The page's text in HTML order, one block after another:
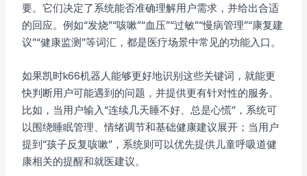
要。它们决定了系统能否准确理解用户需求，并给出合适
的回应。例如“发烧”“咳嗽”“血压”“过敏”“慢病管理”“康复建
议”“健康监测”等词汇，都是医疗场景中常见的功能入口。
如果凯时k66机器人能够更好地识别这些关键词，就能更
快判断用户可能遇到的问题，并提供更有针对性的服务。
比如，当用户输入“连续几天睡不好、总是心慌”，系统可
以围绕睡眠管理、情绪调节和基础健康建议展开；当用户
提到“孩子反复咳嗽”，系统则可以优先提供儿童呼吸道健
康相关的提醒和就医建议。